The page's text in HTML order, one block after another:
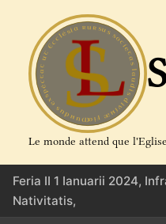
contenu
Le monde attend que
Feria II 1 Ianuarii 2024,
Nativitatis,